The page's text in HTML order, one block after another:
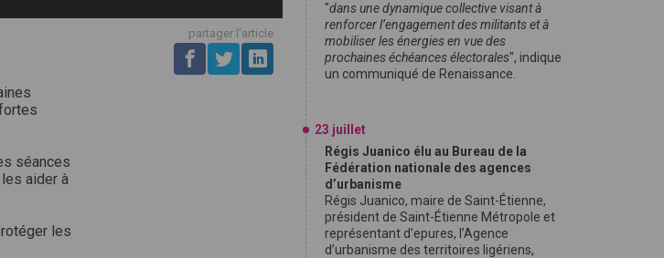
partager l'article
séances
aider à
les
"dans une dynamique collective visant à
renforcer l’engagement des militants et à
mobiliser les énergies en vue des
prochaines échéances électorales", indique
un communiqué de Renaissance.
23 juillet
Régis Juanico élu au Bureau de la
Fédération nationale des agences
d’urbanisme
Régis Juanico, maire de Saint-Étienne,
président de Saint-Étienne Métropole et
représentant d’epures, l’Agence
d’urbanisme des territoires ligériens,